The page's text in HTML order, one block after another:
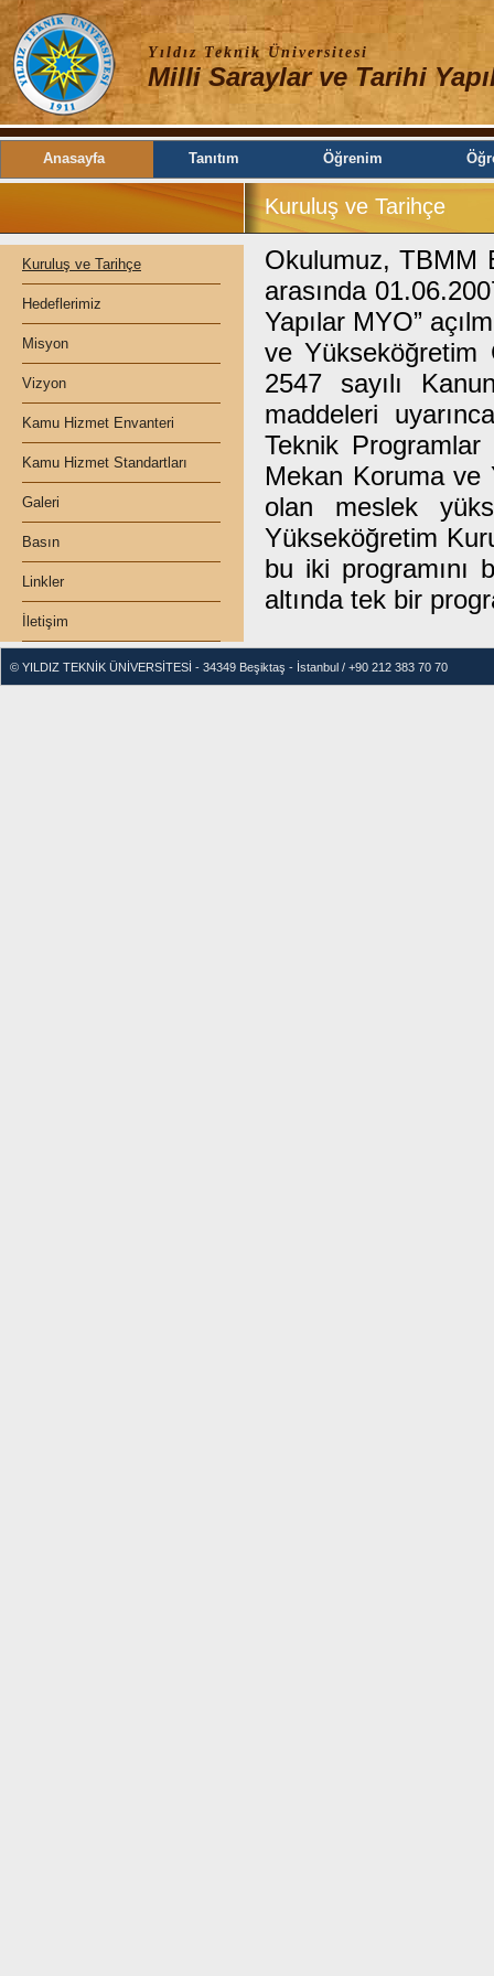
Yıldız Teknik Üniversitesi
Milli Saraylar ve Tarihi
Anasayfa Tanıtım Öğrenim
Kuruluş ve Tarihçe
Kuruluş ve Tarihçe
Hedeflerimiz
Misyon
Vizyon
Kamu Hizmet Envanteri
Kamu Hizmet Standartları
Galeri
Basın
Linkler
İletişim
Okulumuz, TBMM
arasında
Yapılar MYO”
ve Yükseköğretim
2547 sayılı
maddeleri
Teknik
Mekan Koruma ve
olan meslek
Yükseköğretim
bu iki programını
altında tek bir
© YILDIZ TEKNİK ÜNİVERSİTESİ - 34349 Beşiktaş - İstanbul / +90 212 383 70 70